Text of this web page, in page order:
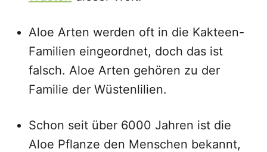
Aloe Arten werden oft in die Kakteen-
Familien eingeordnet, doch das ist
falsch. Aloe Arten gehören zu der
Familie der Wüstenlilien.
Schon seit über 6000 Jahren ist die
Aloe Pflanze den Menschen bekannt,